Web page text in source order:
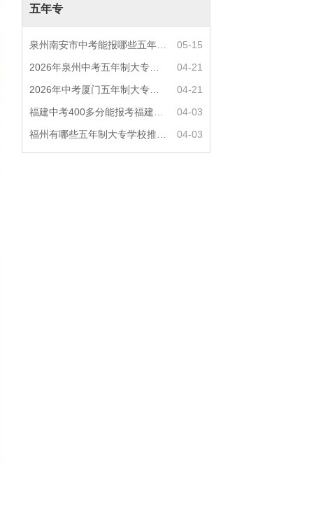
五年专
05-15
04-21
04-21
04-03
04-03